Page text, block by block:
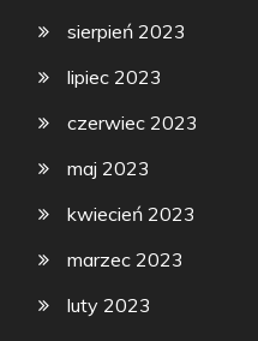
sierpień 2023
lipiec 2023
czerwiec 2023
maj 2023
kwiecień 2023
marzec 2023
luty 2023